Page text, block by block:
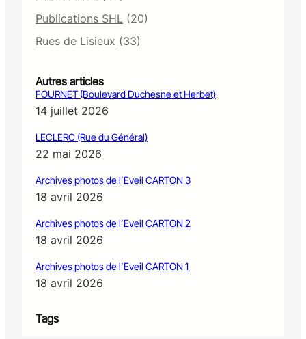
Publications SHL (20)
Rues de Lisieux (33)
Autres articles
FOURNET (Boulevard Duchesne et Herbet)
14 juillet 2026
LECLERC (Rue du Général)
22 mai 2026
Archives photos de l’Eveil CARTON 3
18 avril 2026
Archives photos de l’Eveil CARTON 2
18 avril 2026
Archives photos de l’Eveil CARTON 1
18 avril 2026
Tags